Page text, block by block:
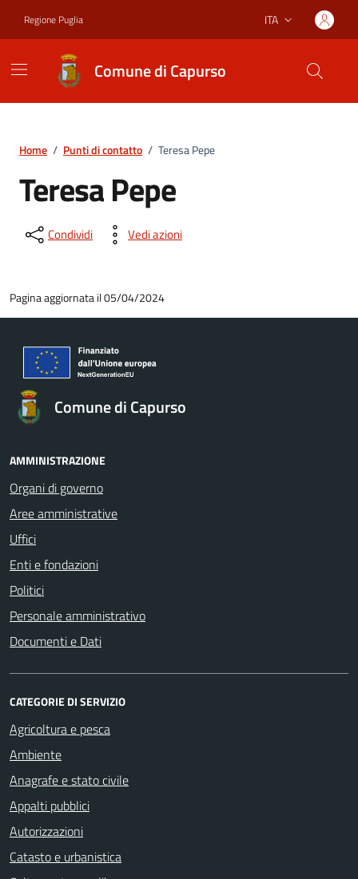
Regione Puglia Lingua attiva:
ITA
Comune di Capurso
Home / Punti di contatto / Teresa Pepe
Teresa Pepe
Condividi Vedi azioni
Pagina aggiornata il 05/04/2024
Comune di Capurso
AMMINISTRAZIONE
Organi di governo
Aree amministrative
Uffici
Enti e fondazioni
Politici
Personale amministrativo
Documenti e Dati
CATEGORIE DI SERVIZIO
Agricoltura e pesca
Ambiente
Anagrafe e stato civile
Appalti pubblici
Autorizzazioni
Catasto e urbanistica